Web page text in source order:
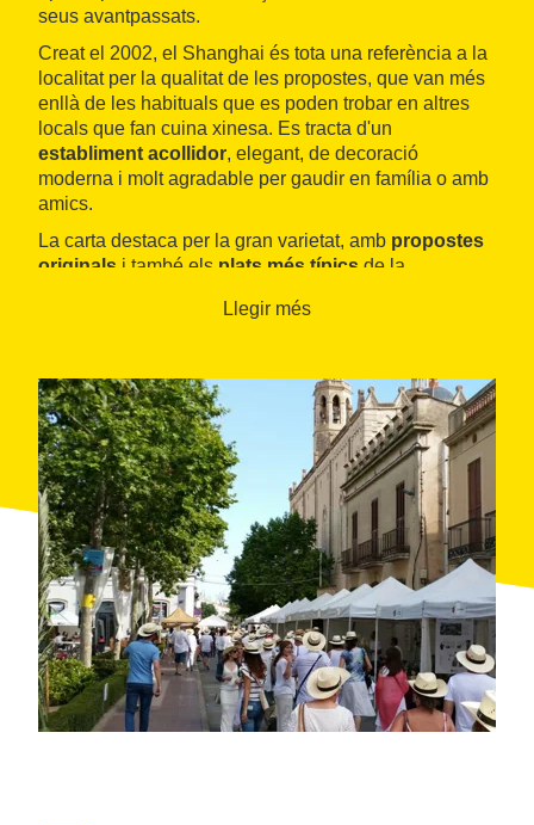
seus avantpassats.
Creat el 2002, el Shanghai és tota una referència a la
localitat per la qualitat de les propostes, que van més
enllà de les habituals que es poden trobar en altres
locals que fan cuina xinesa. Es tracta d'un
establiment acollidor, elegant, de decoració
moderna i molt agradable per gaudir en família o amb
amics.
La carta destaca per la gran varietat, amb propostes
originals i també els plats més típics de la
diferents tipus d'arròs, tallarines, carn de vedella, de
permeti descobrir la cuina xinesa més autèntica. Entre
setmana, disposa d'un menú diaria molt bon preu.
Llegir més